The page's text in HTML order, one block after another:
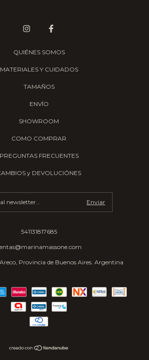
QUIÉNES SOMOS
MATERIALES Y CUIDADOS
TAMAÑOS
ENVÍO
SHOWROOM
COMO COMPRAR
PREGUNTAS FRECUENTES
y DEVOLUCIÓNES
541131817685
Provincia de Buenos Aires. Argentina